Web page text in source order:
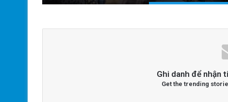
Ghi danh để nhận
Get the trending